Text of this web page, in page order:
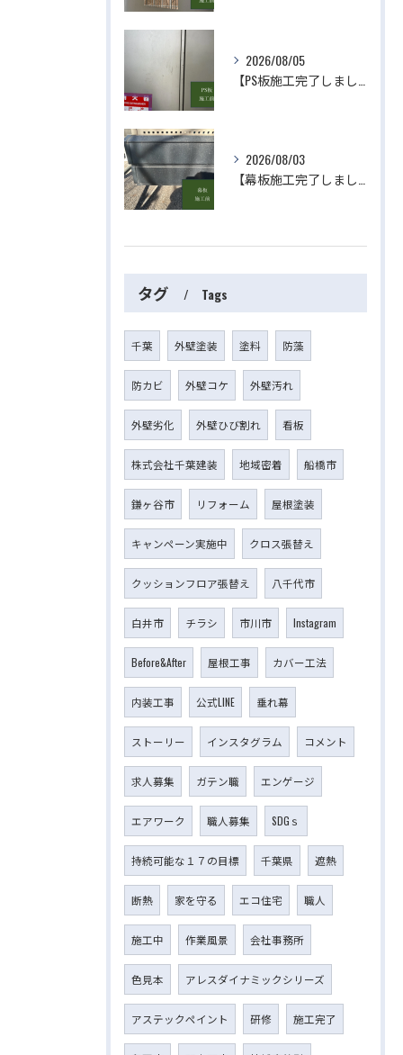
2026/08/05
【PS板施工完了しました】 屋根・外壁塗装・リフォームのことなら株式会社千葉建装へお任せ下さい！
2026/08/03
【幕板施工完了しました】 屋根・外壁塗装・リフォームのことなら株式会社千葉建装へお任せ下さい！
タグ Tags
千葉 外壁塗装 塗料 防藻
防カビ 外壁コケ 外壁汚れ
外壁劣化 外壁ひび割れ 看板
株式会社千葉建装 地域密着 船橋市
鎌ヶ谷市 リフォーム 屋根塗装
キャンペーン実施中 クロス張替え
クッションフロア張替え 八千代市
白井市 チラシ 市川市 Instagram
Before&After 屋根工事 カバー工法
内装工事 公式LINE 垂れ幕
ストーリー インスタグラム コメント
求人募集 ガテン職 エンゲージ
エアワーク 職人募集 SDGｓ
持続可能な１７の目標 千葉県 遮熱
断熱 家を守る エコ住宅 職人
施工中 作業風景 会社事務所
色見本 アレスダイナミックシリーズ
アステックペイント 研修 施工完了